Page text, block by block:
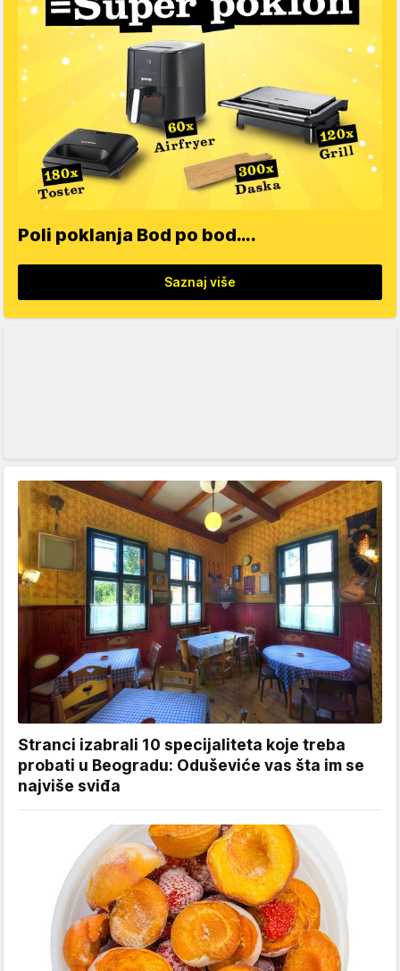
Poli poklanja Bod po bod….
Saznaj više
Stranci izabrali 10 specijaliteta koje treba
probati u Beogradu: Oduševiće vas šta im se
najviše sviđa